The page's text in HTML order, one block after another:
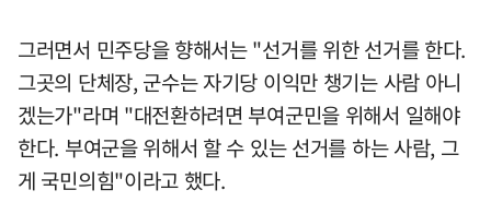
그러면서 민주당을 향해서는 "선거를 위한 선거를 한다.
그곳의 단체장, 군수는 자기당 이익만 챙기는 사람 아니
겠는가"라며 "대전환하려면 부여군민을 위해서 일해야
한다. 부여군을 위해서 할 수 있는 선거를 하는 사람, 그
게 국민의힘"이라고 했다.